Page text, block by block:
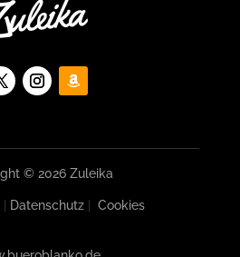
© 2026 Zuleika
Datenschutz| Cookies